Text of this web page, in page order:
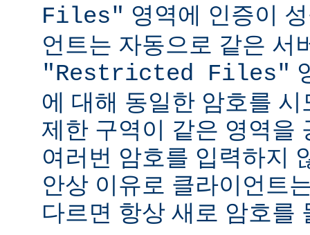
Files" 영역에 인증이
언트는 자동으로 같은 서
"Restricted Files"
에 대해 동일한 암호를
제한 구역이 같은 영역을
여러번 암호를 입력하지
안상 이유로 클라이언트
다르면 항상 새로 암호를